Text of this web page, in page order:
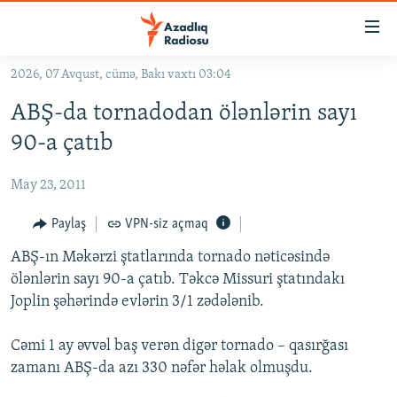
Əsas
qayıt
Əsas
naviqasiyaya
qayıt
#İZAHLA
KORRUPSIOMETR
#ƏSLINDƏ
FƏRQƏ BAX
QANUNI DOĞRU
ARAŞDIRMA
VIDEO
RADIO ARXIV
HAQQIMIZDA
2026, 07 Avqust, cümə, Bakı vaxtı 03:04
ABŞ-da tornadodan ölənlərin sayı
90-a çatıb
May 23, 2011
Paylaş VPN-siz açmaq
ABŞ-ın Məkərzi ştatlarında tornado nəticəsində
ölənlərin sayı 90-a çatıb. Təkcə Missuri ştatındakı
Joplin şəhərində evlərin 3/1 zədələnib.
Cəmi 1 ay əvvəl baş verən digər tornado – qasırğası
zamanı ABŞ-da azı 330 nəfər həlak olmuşdu.